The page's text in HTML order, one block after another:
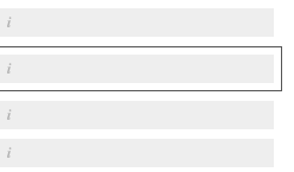
i
i
i
i